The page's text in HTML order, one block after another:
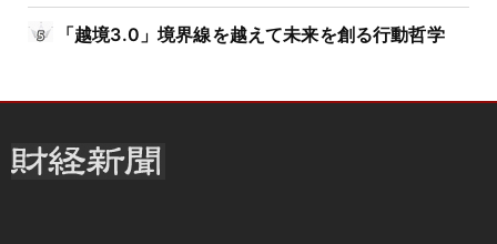
「越境3.0」境界線を越えて未来を創る行動哲学